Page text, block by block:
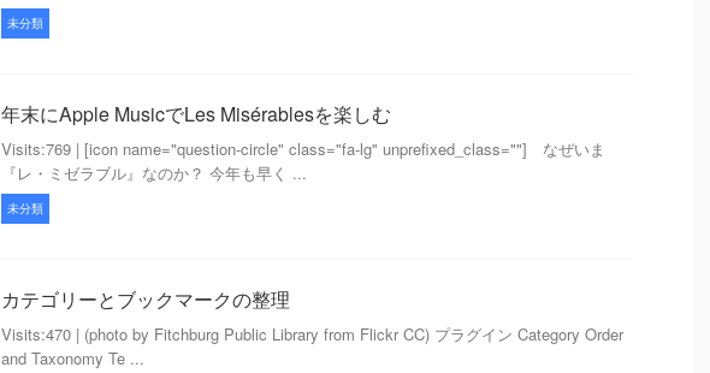
未分類
年末にApple MusicでLes Misérablesを楽しむ
Visits:769 | [icon name="question-circle" class="fa-lg" unprefixed_class=""] なぜいま
『レ・ミゼラブル』なのか？ 今年も早く ...
未分類
カテゴリーとブックマークの整理
Visits:470 | (photo by Fitchburg Public Library from Flickr CC) プラグイン Category Order
and Taxonomy Te ...